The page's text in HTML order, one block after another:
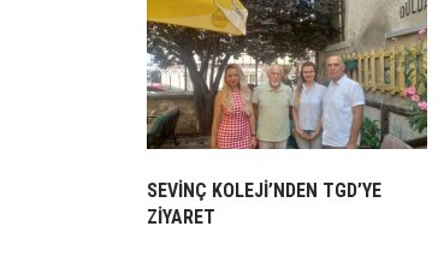
SEVİNÇ KOLEJİ’NDEN TGD’YE
ZİYARET